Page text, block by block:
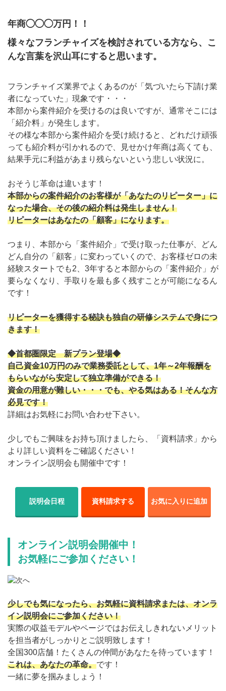
年商◯◯◯万円！！
様々なフランチャイズを検討されている方なら、こ
んな言葉を沢山耳にすると思います。
フランチャイズ業界でよくあるのが「気づいたら下請け業
者になっていた」現象です・・・
本部から案件紹介を受けるのは良いですが、通常そこには
「紹介料」が発生します。
その様な本部から案件紹介を受け続けると、どれだけ頑張
っても紹介料が引かれるので、見せかけ年商は高くても、
結果手元に利益があまり残らないという悲しい状況に。
おそうじ革命は違います！
本部からの案件紹介のお客様が「あなたのリピーター」に
なった場合、その後の紹介料は発生しません！
リピーターはあなたの「顧客」になります。
つまり、本部から「案件紹介」で受け取った仕事が、どん
どん自分の「顧客」に変わっていくので、お客様ゼロの未
経験スタートでも2、3年すると本部からの「案件紹介」が
要らなくなり、手取りを最も多く残すことが可能になるん
です！
リピーターを獲得する秘訣も独自の研修システムで身につ
きます！
◆首都圏限定 新プラン登場◆
自己資金10万円のみで業務委託として、1年～2年報酬を
もらいながら安定して独立準備ができる！
資金の用意が難しい・・・でも、やる気はある！そんな方
必見です！
詳細はお気軽にお問い合わせ下さい。
少しでもご興味をお持ち頂けましたら、「資料請求」から
より詳しい資料をご確認ください！
オンライン説明会も開催中です！
説明会日程 資料請求する お気に入りに追加
オンライン説明会開催中！
お気軽にご参加ください！
少しでも気になったら、お気軽に資料請求または、オンラ
イン説明会にご参加ください！
実際の収益モデルやページではお伝えしきれないメリット
を担当者がしっかりとご説明致します！
全国300店舗！たくさんの仲間があなたを待っています！
これは、あなたの革命。です！
一緒に夢を掴みましょう！